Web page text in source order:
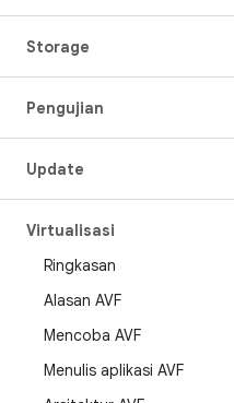
Storage
Pengujian
Update
Virtualisasi
Ringkasan
Alasan AVF
Mencoba AVF
Menulis aplikasi AVF